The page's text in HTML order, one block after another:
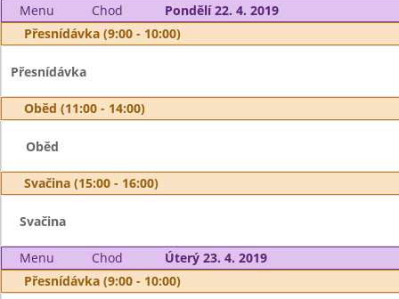
Menu Chod
Pondělí 22. 4. 2019
Přesnídávka (9:00 - 10:00)
Přesnídávka
Oběd (11:00 - 14:00)
Oběd
Svačina (15:00 - 16:00)
Svačina
Menu Chod
Úterý 23. 4. 2019
Přesnídávka (9:00 - 10:00)